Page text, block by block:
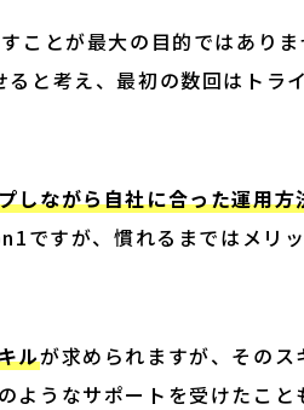
ことが最大の目的ではあり
と考え、最初の数回はトラ
しながら自社に合った運用方
ですが、慣れるまではメリ
ルが求められますが、その
ようなサポートを受けたこ